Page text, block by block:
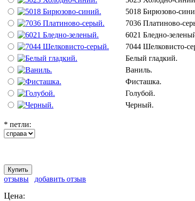
5018 Бирюзово-
7036 Платиново-
6021 Бледно-
7044 Шелковисто-
Белый гладкий.
Ваниль.
Фисташка.
Голубой.
Черный.
* петли:
отзывы добавить отзыв
Цена: